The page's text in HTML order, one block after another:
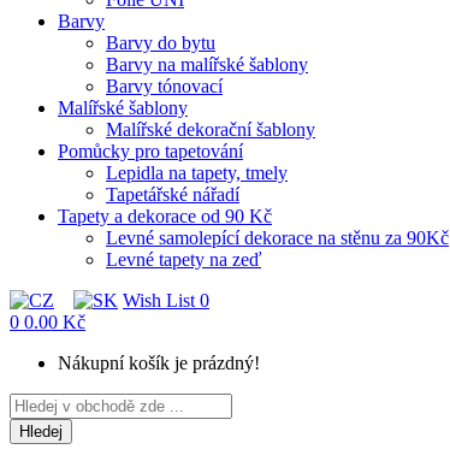
Barvy
Barvy do bytu
Barvy na malířské šablony
Barvy tónovací
Malířské šablony
Malířské dekorační šablony
Pomůcky pro tapetování
Lepidla na tapety, tmely
Tapetářské nářadí
Tapety a dekorace od 90 Kč
Levné samolepící dekorace na stěnu za 90Kč
Levné tapety na zeď
Wish List 0
0 0.00 Kč
Nákupní košík je prázdný!
Hledej